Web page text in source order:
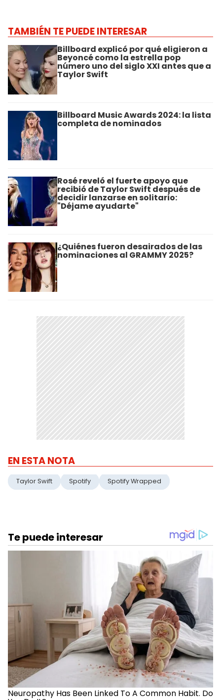
TAMBIÉN TE PUEDE INTERESAR
Billboard explicó por qué eligieron a
Beyoncé como la estrella pop
número uno del siglo XXI antes que a
Taylor Swift
Billboard Music Awards 2024: la lista
completa de nominados
Rosé reveló el fuerte apoyo que
recibió de Taylor Swift después de
decidir lanzarse en solitario:
"Déjame ayudarte"
¿Quiénes fueron desairados de las
nominaciones al GRAMMY 2025?
EN ESTA NOTA
Taylor Swift Spotify Spotify Wrapped